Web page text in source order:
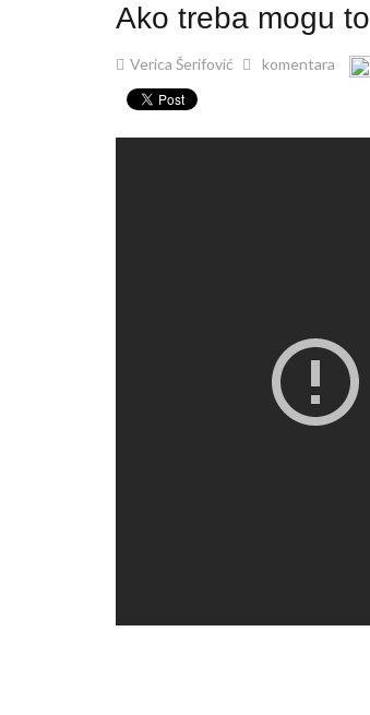
Ako treba mogu to
Verica Šerifović komentara